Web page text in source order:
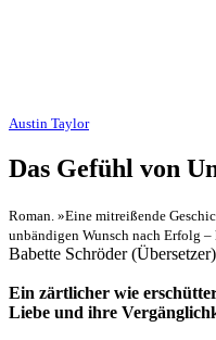
Austin Taylor
Das Gefühl von
Roman. »Eine mitreißende
unbändigen Wunsch nach Erfolg
Babette Schröder (Übersetzer)
Ein zärtlicher wie
Liebe und ihre